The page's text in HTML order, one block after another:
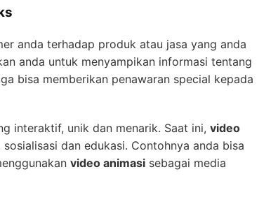
anda terhadap produk atau jasa yang anda
anda untuk menyampikan informasi tentang
bisa memberikan penawaran special kepada
interaktif, unik dan menarik. Saat ini, video
dan edukasi. Contohnya anda bisa
video animasi sebagai media